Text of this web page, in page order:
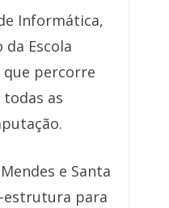
Informática,
Escola
percorre
as
e Santa
estrutura para